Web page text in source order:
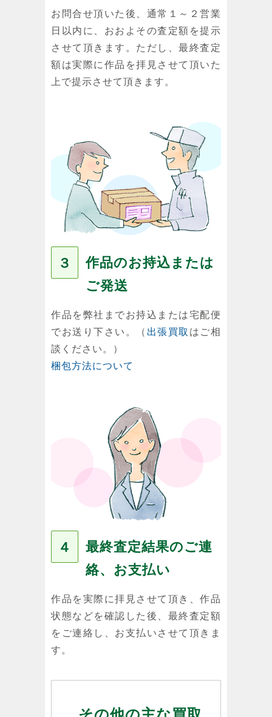
お問合せ頂いた後、通常１～２営業
日以内に、おおよその査定額を提示
させて頂きます。ただし、最終査定
額は実際に作品を拝見させて頂いた
上で提示させて頂きます。
３
作品のお持込または
ご発送
作品を弊社までお持込または宅配便
でお送り下さい。（ 出張買取 はご相
談ください。）
梱包方法について
４
最終査定結果のご連
絡、お支払い
作品を実際に拝見させて頂き、作品
状態などを確認した後、最終査定額
をご連絡し、お支払いさせて頂きま
す。